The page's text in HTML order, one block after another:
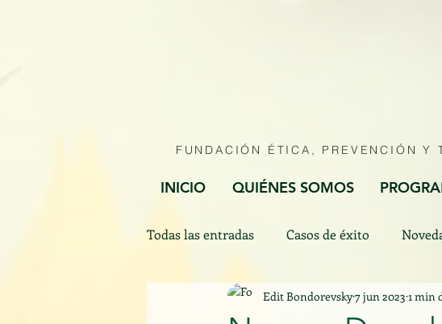
FUNDACIÓN ÉTICA, PREVENCIÓN Y
INICIO QUIÉNES SOMOS
Todas las entradas Casos de éxito
Efemérides Edit Bondorevsky7 jun 2023 1 min